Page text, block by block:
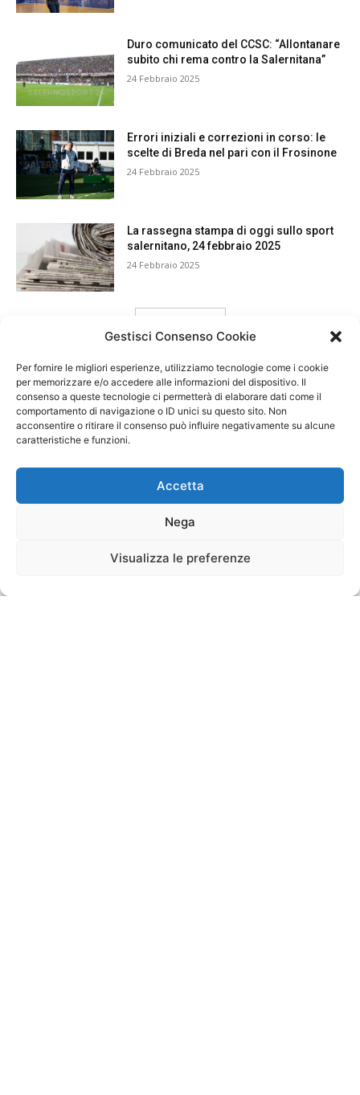
Gestisci Consenso Cookie
Per fornire le migliori esperienze, utilizziamo tecnologie come i cookie
per memorizzare e/o accedere alle informazioni del dispositivo. Il
consenso a queste tecnologie ci permetterà di elaborare dati come il
comportamento di navigazione o ID unici su questo sito. Non
acconsentire o ritirare il consenso può influire negativamente su alcune
caratteristiche e funzioni.
Accetta
Nega
Visualizza le preferenze
Duro comunicato del CCSC: “Allontanare
subito chi rema contro la Salernitana”
24 Febbraio 2025
Errori iniziali e correzioni in corso: le
scelte di Breda nel pari con il Frosinone
24 Febbraio 2025
La rassegna stampa di oggi sullo sport
salernitano, 24 febbraio 2025
24 Febbraio 2025